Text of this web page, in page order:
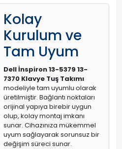
Kolay
Kurulum ve
Tam Uyum
Dell İnspiron 13-5379 13-
7370 Klavye Tuş Takımı
modeliyle tam uyumlu olarak
üretilmiştir. Bağlantı noktaları
orijinal yapıya birebir uygun
olup, kolay montaj imkanı
sunar. Cihazınıza mükemmel
uyum sağlayarak sorunsuz bir
değişim süreci sunar.